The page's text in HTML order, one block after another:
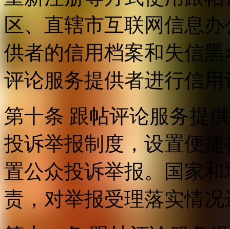
区、直辖市互联网信息
供者的信用档案和失信
评论服务提供者进行信用
第十条 跟帖评论服务提
投诉举报制度，设置便
置公众投诉举报。国家
责，对举报受理落实情